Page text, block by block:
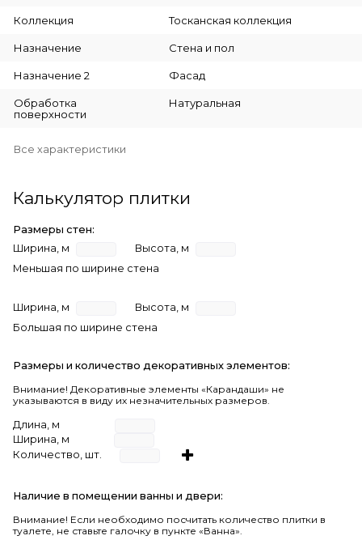
Коллекция Тосканская коллекция
Назначение Стена и пол
Назначение 2 Фасад
Обработка
поверхности
Натуральная
Все характеристики
Калькулятор плитки
Размеры стен:
Ширина, м
Высота, м
Меньшая по ширине стена
Ширина, м
Высота, м
Большая по ширине стена
Размеры и количество декоративных элементов:
Внимание! Декоративные элементы «Карандаши» не
указываются в виду их незначительных размеров.
Длина, м
Ширина, м
Количество, шт.
Наличие в помещении ванны и двери:
Внимание! Если необходимо посчитать количество плитки в
туалете, не ставьте галочку в пункте «Ванна».